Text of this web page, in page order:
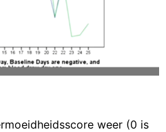
weer (0 is